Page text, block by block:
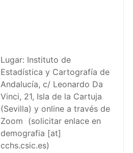
Lugar: Instituto de
Estadística y Cartografía de
Andalucía, c/ Leonardo Da
Vinci, 21, Isla de la Cartuja
(Sevilla) y online a través de
Zoom (solicitar enlace en
demografia [at]
cchs.csic.es)